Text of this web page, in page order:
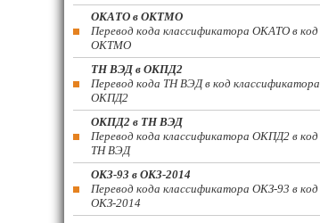
ОКАТО в ОКТМО
Перевод кода классификатора ОКАТО в код
ОКТМО
ТН ВЭД в ОКПД2
Перевод кода ТН ВЭД в код классификатора
ОКПД2
ОКПД2 в ТН ВЭД
Перевод кода классификатора ОКПД2 в код
ТН ВЭД
ОКЗ-93 в ОКЗ-2014
Перевод кода классификатора ОКЗ-93 в код
ОКЗ-2014